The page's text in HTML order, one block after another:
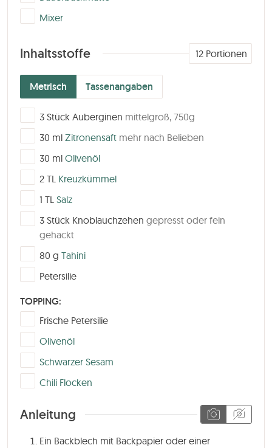
▢Mixer
Inhaltsstoffe
Metrisch Tassenangaben
12 Portionen
▢
3 Stück Auberginen mittelgroß, 750g
▢
30 ml Zitronensaft mehr nach Belieben
▢
30 ml Olivenöl
▢
2 TL Kreuzkümmel
▢1 TL Salz
▢
3 Stück Knoblauchzehen gepresst oder fein
gehackt
▢
80 g Tahini
▢
Petersilie
TOPPING:
▢
Frische Petersilie
▢
Olivenöl
▢
Schwarzer Sesam
▢
Chili Flocken
Anleitung
Ein Backblech mit Backpapier oder einer